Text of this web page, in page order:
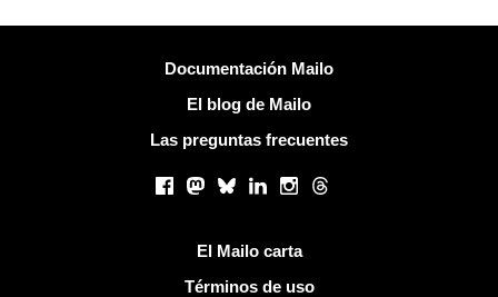
Documentación Mailo
El blog de Mailo
Las preguntas frecuentes
Facebook
Mastodon
BlueskyLinkedInInstagram
Threads
El Mailo carta
Términos de uso